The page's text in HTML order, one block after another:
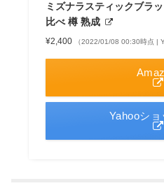
ミズナラスティックブラ
比べ 樽 熟成
¥2,400 （2022/01/08 00:30時点 |
Yahooシ